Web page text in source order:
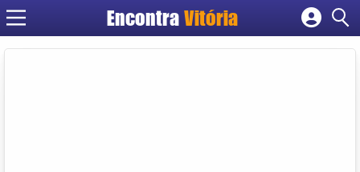
Encontra Vitória
Cadastrar empresa